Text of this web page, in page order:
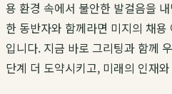
용 환경 속에서 불안한 발걸음을
한 동반자와 함께라면 미지의 채
입니다. 지금 바로 그리팅과 함께
단계 더 도약시키고, 미래의 인재